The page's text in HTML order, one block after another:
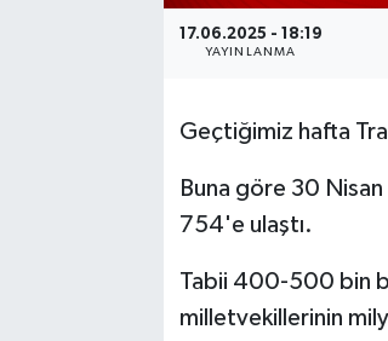
17.06.2025 - 18:19
YAYINLANMA
Geçtiğimiz hafta
Buna göre 30
754'e ulaştı.
Tabii 400-500 bin
milletvekillerinin